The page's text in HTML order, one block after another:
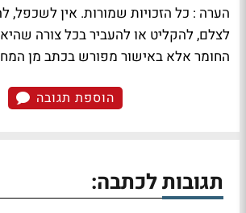
הערה : כל הזכויות שמורות. אין לשכפל,
לצלם, להקליט או להעביר בכל צורה
החומר אלא באישור מפורש בכתב מן
הוספת תגובה
תגובות לכתבה: